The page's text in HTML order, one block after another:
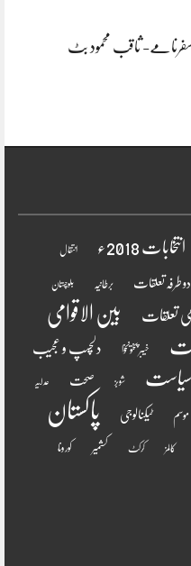
ثاقب محمود بٹ
انتخابات 2018ء انتقال
طرفہ تعلقات برطانیہ بلوچستان
تعلقات
بین الاقوامی
خیبر پختونخوا دلچسپ و عجیب
سیاست شوبز صحت عدلیہ
موسم ٹیکنالوجی پاکستان
کالمز کرکٹ کشمیر کورونا